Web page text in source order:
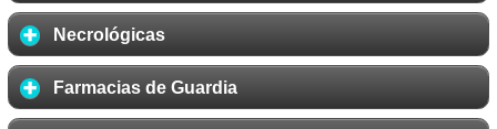
Necrológicas
Farmacias de Guardia